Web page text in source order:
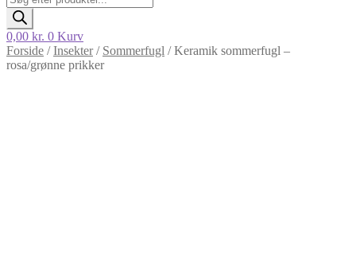
search
0,00 kr. 0 Kurv
Forside /Insekter/ Sommerfugl /Keramik sommerfugl –
rosa/grønne prikker